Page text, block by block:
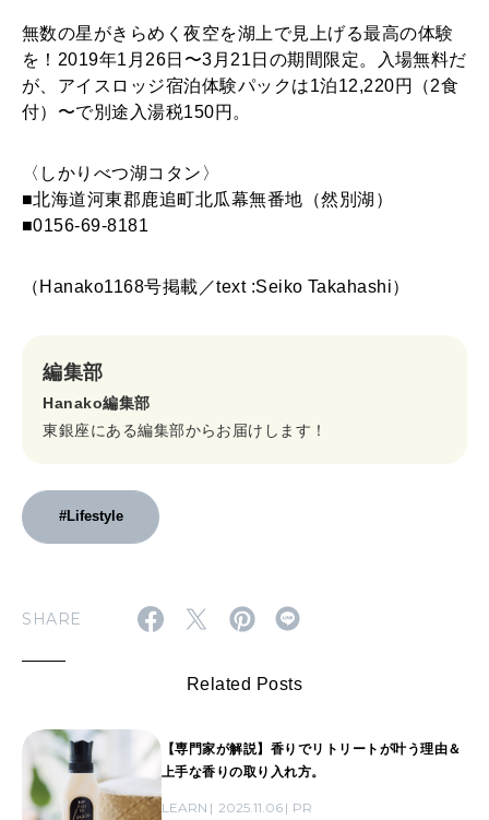
無数の星がきらめく夜空を湖上で見上げる最高の体験
を！2019年1月26日〜3月21日の期間限定。入場無料だ
が、アイスロッジ宿泊体験パックは1泊12,220円（2食
付）〜で別途入湯税150円。
〈しかりべつ湖コタン〉
■北海道河東郡鹿追町北瓜幕無番地（然別湖）
■0156-69-8181
（Hanako1168号掲載／text :Seiko Takahashi）
編集部
Hanako編集部
東銀座にある編集部からお届けします！
#Lifestyle
SHARE
Related Posts
【専門家が解説】香りでリトリートが叶う理由＆
上手な香りの取り入れ方。
LEARN 2025.11.06 PR